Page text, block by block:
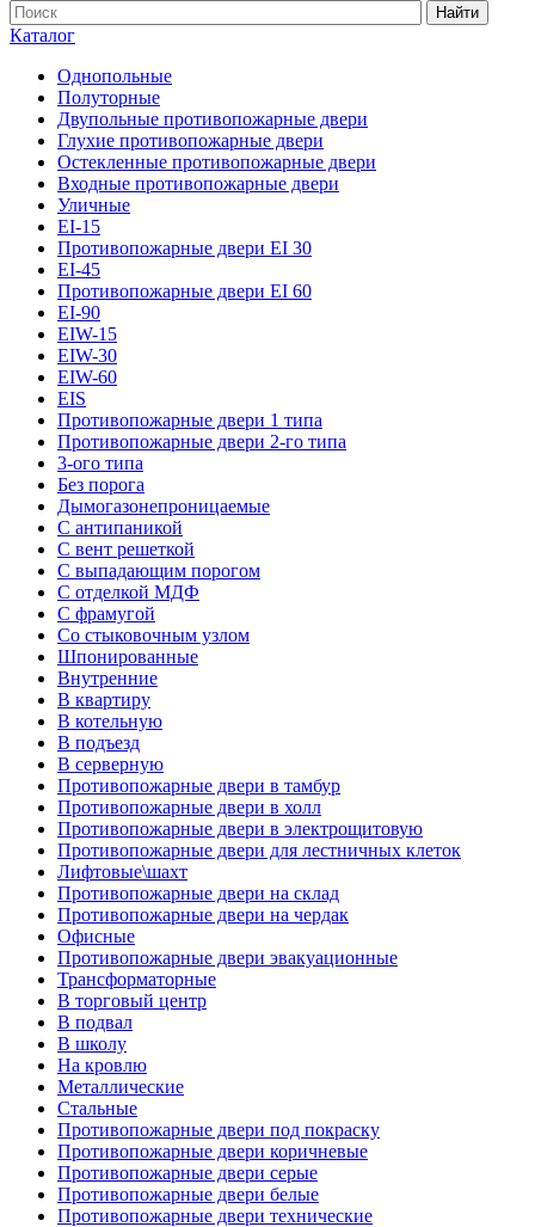
Найти
Каталог
Однопольные
Полуторные
Двупольные противопожарные двери
Глухие противопожарные двери
Остекленные противопожарные двери
Входные противопожарные двери
Уличные
EI-15
Противопожарные двери EI 30
EI-45
Противопожарные двери EI 60
EI-90
EIW-15
EIW-30
EIW-60
EIS
Противопожарные двери 1 типа
Противопожарные двери 2-го типа
3-ого типа
Без порога
Дымогазонепроницаемые
С антипаникой
С вент решеткой
С выпадающим порогом
С отделкой МДФ
С фрамугой
Со стыковочным узлом
Шпонированные
Внутренние
В квартиру
В котельную
В подъезд
В серверную
Противопожарные двери в тамбур
Противопожарные двери в холл
Противопожарные двери в электрощитовую
Противопожарные двери для лестничных клеток
Лифтовые\шахт
Противопожарные двери на склад
Противопожарные двери на чердак
Офисные
Противопожарные двери эвакуационные
Трансформаторные
В торговый центр
В подвал
В школу
На кровлю
Металлические
Стальные
Противопожарные двери под покраску
Противопожарные двери коричневые
Противопожарные двери серые
Противопожарные двери белые
Противопожарные двери технические